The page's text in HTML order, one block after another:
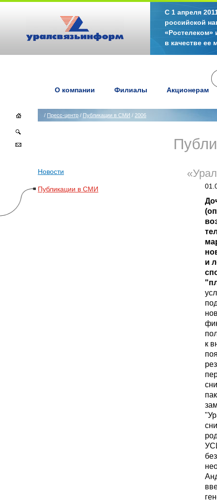
С 1 апреля
российской
«Ростелеком»
в качестве ее
О компании Филиалы Акционерам
/ Пресс-центр / Публикации в СМИ / 2006
Новости
Публикации в СМИ
и
к